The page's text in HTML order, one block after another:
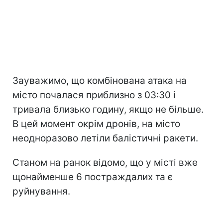
Зауважимо, що комбінована атака на
місто почалася приблизно з 03:30 і
тривала близько годину, якщо не більше.
В цей момент окрім дронів, на місто
неодноразово летіли балістичні ракети.
Станом на ранок відомо, що у місті вже
щонайменше 6 постраждалих та є
руйнування.